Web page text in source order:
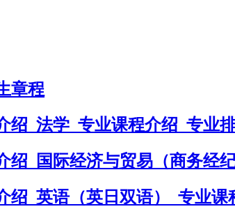
章程
绍_法学_专业课程介绍_专业
绍_国际经济与贸易（商务经
绍_英语（英日双语）_专业